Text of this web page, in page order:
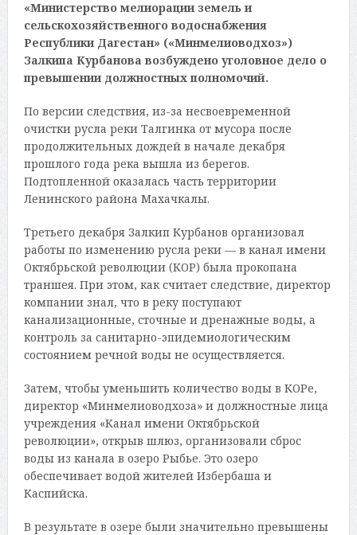
«Министерство мелиорации земель и
сельскохозяйственного водоснабжения
Республики Дагестан» («Минмелиоводхоз»)
Залкипа Курбанова возбуждено уголовное дело о
превышении должностных полномочий.
По версии следствия, из-за несвоевременной
очистки русла реки Талгинка от мусора после
продолжительных дождей в начале декабря
прошлого года река вышла из берегов.
Подтопленной оказалась часть территории
Ленинского района Махачкалы.
Третьего декабря Залкип Курбанов организовал
работы по изменению русла реки — в канал имени
Октябрьской революции (КОР) была прокопана
траншея. При этом, как считает следствие, директор
компании знал, что в реку поступают
канализационные, сточные и дренажные воды, а
контроль за санитарно-эпидемиологическим
состоянием речной воды не осуществляется.
Затем, чтобы уменьшить количество воды в КОРе,
директор «Минмелиоводхоза» и должностные лица
учреждения «Канал имени Октябрьской
революции», открыв шлюз, организовали сброс
воды из канала в озеро Рыбье. Это озеро
обеспечивает водой жителей Избербаша и
Каспийска.
В результате в озере были значительно превышены